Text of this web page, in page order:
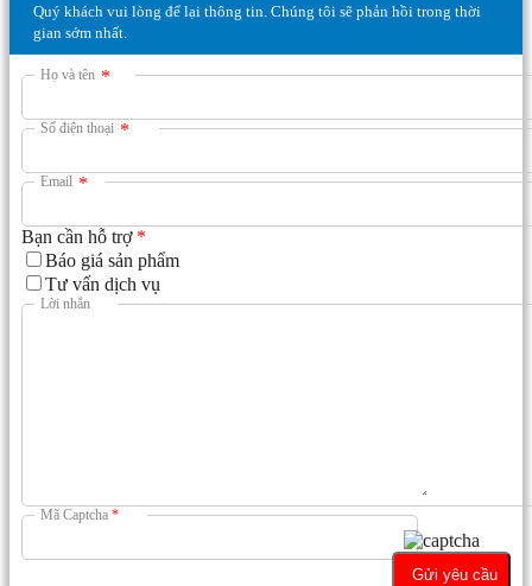
Quý khách vui lòng để lại thông tin. Chúng tôi sẽ phản hồi trong thời
gian sớm nhất.
Họ và tên *
Số điện thoại *
Email *
Bạn cần hỗ trợ *
Báo giá sản phẩm
Tư vấn dịch vụ
Lời nhắn
Mã Captcha *